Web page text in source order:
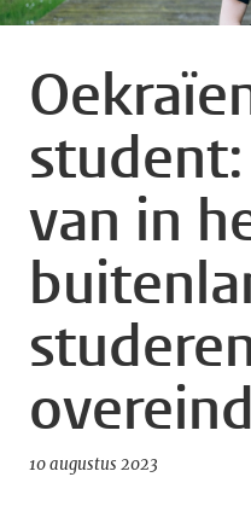
student:
van in
10 augustus 2023